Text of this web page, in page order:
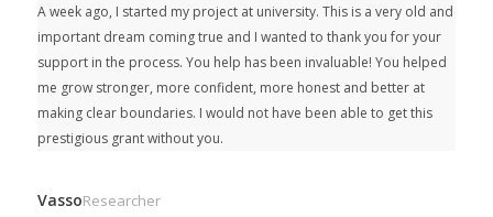
A week ago, I started my project at university. This is a very old and
important dream coming true and I wanted to thank you for your
support in the process. You help has been invaluable! You helped
me grow stronger, more confident, more honest and better at
making clear boundaries. I would not have been able to get this
prestigious grant without you.
VassoResearcher